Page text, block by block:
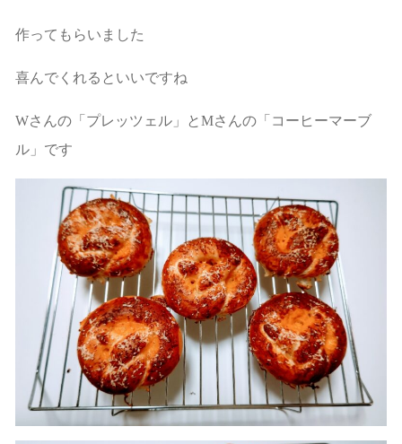
作ってもらいました
喜んでくれるといいですね
Wさんの「プレッツェル」とMさんの「コーヒーマーブ
ル」です